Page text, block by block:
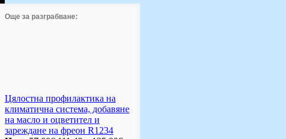
Още за разграбване:
Цялостна профилактика на
климатична система, добавяне
на масло и оцветител и
зареждане на фреон R1234